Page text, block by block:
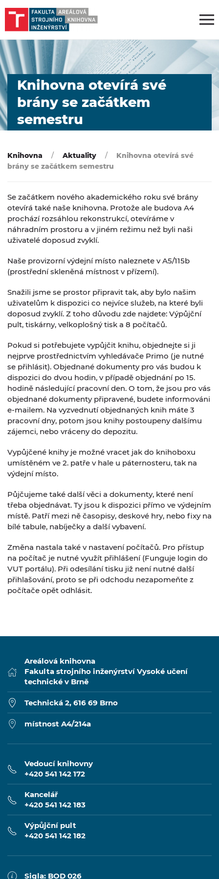
Knihovna otevírá své
brány se začátkem
semestru
Knihovna Aktuality
Knihovna otevírá své
brány se začátkem semestru
Se začátkem nového akademického roku své brány
otevírá také naše knihovna. Protože ale budova A4
prochází rozsáhlou rekonstrukcí, otevíráme v
náhradním prostoru a v jiném režimu než byli naši
uživatelé doposud zvyklí.
Naše provizorní výdejní místo naleznete v A5/115b
(prostřední skleněná místnost v přízemí).
Snažili jsme se prostor připravit tak, aby bylo našim
uživatelům k dispozici co nejvíce služeb, na které byli
doposud zvyklí. Z toho důvodu zde najdete: Výpůjční
pult, tiskárny, velkoplošný tisk a 8 počítačů.
Pokud si potřebujete vypůjčit knihu, objednejte si ji
nejprve prostřednictvím vyhledávače Primo (je nutné
se přihlásit). Objednané dokumenty pro vás budou k
dispozici do dvou hodin, v případě objednání po 15.
hodině následující pracovní den. O tom, že jsou pro vás
objednané dokumenty připravené, budete informováni
e-mailem. Na vyzvednutí objednaných knih máte 3
pracovní dny, potom jsou knihy postoupeny dalšímu
zájemci, nebo vráceny do depozitu.
Vypůjčené knihy je možné vracet jak do knihoboxu
umístěném ve 2. patře v hale u páternosteru, tak na
výdejní místo.
Půjčujeme také další věci a dokumenty, které není
třeba objednávat. Ty jsou k dispozici přímo ve výdejním
místě. Patří mezi ně časopisy, deskové hry, nebo fixy na
bílé tabule, nabíječky a další vybavení.
Změna nastala také v nastavení počítačů. Pro přístup
na počítač je nutné využít přihlášení (Funguje login do
VUT portálu). Při odesílání tisku již není nutné další
přihlašování, proto se při odchodu nezapomeňte z
počítače opět odhlásit.
Areálová knihovna
Fakulta strojního inženýrství Vysoké učení
technické v Brně
Technická 2, 616 69 Brno
místnost A4/214a
Vedoucí knihovny
+420 541 142 172
Kancelář
+420 541 142 183
Výpůjční pult
+420 541 142 182
Sigla: BOD 026